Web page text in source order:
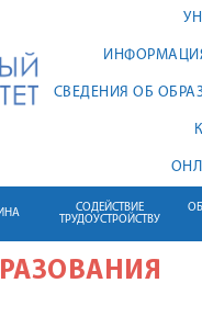
СВЕДЕНИЯ ОБ
СОДЕЙСТВИЕ
ТРУДОУСТРОЙСТВУ